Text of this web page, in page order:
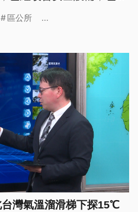
區公所 ...
灣氣溫溜滑梯下探15℃